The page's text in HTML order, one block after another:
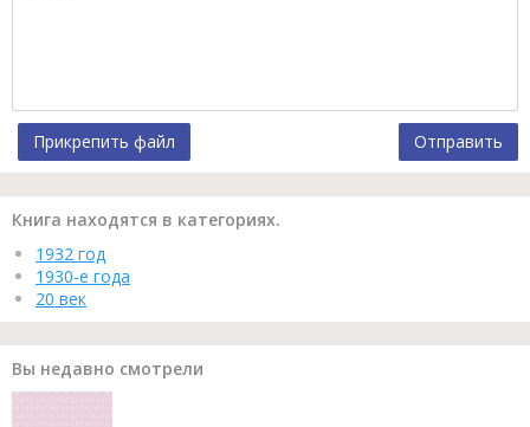
Прикрепить файл Отправить
Книга находятся в категориях.
1932 год
1930-е года
20 век
Вы недавно смотрели